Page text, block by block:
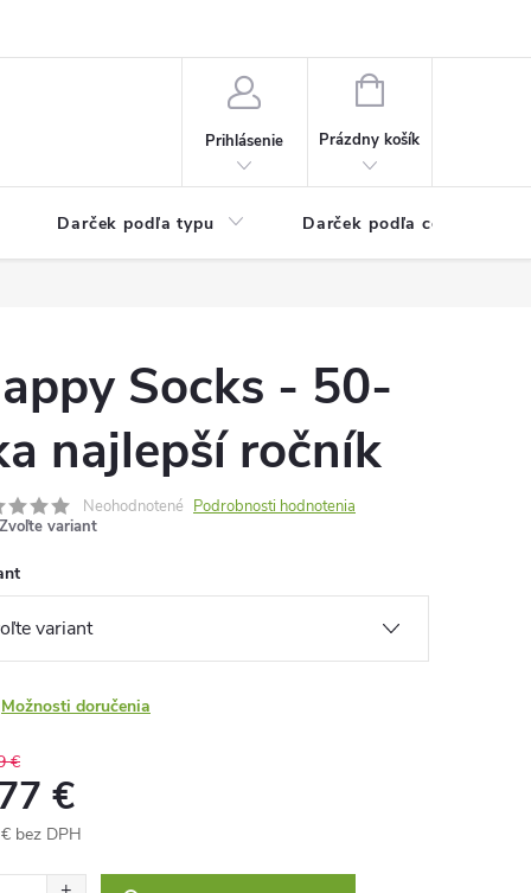
Prihlásenie
NÁKUPNÝ
Prázdny košík
Darček podľa typu Darček podľa ceny
Socks - 50-
najlepší ročník
Neohodnotené Podrobnosti hodnotenia
Zvoľte variant
Možnosti doručenia
€
€
bez DPH